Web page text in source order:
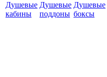
Душевые
кабины
Душевые
поддоны
Душевые
боксы